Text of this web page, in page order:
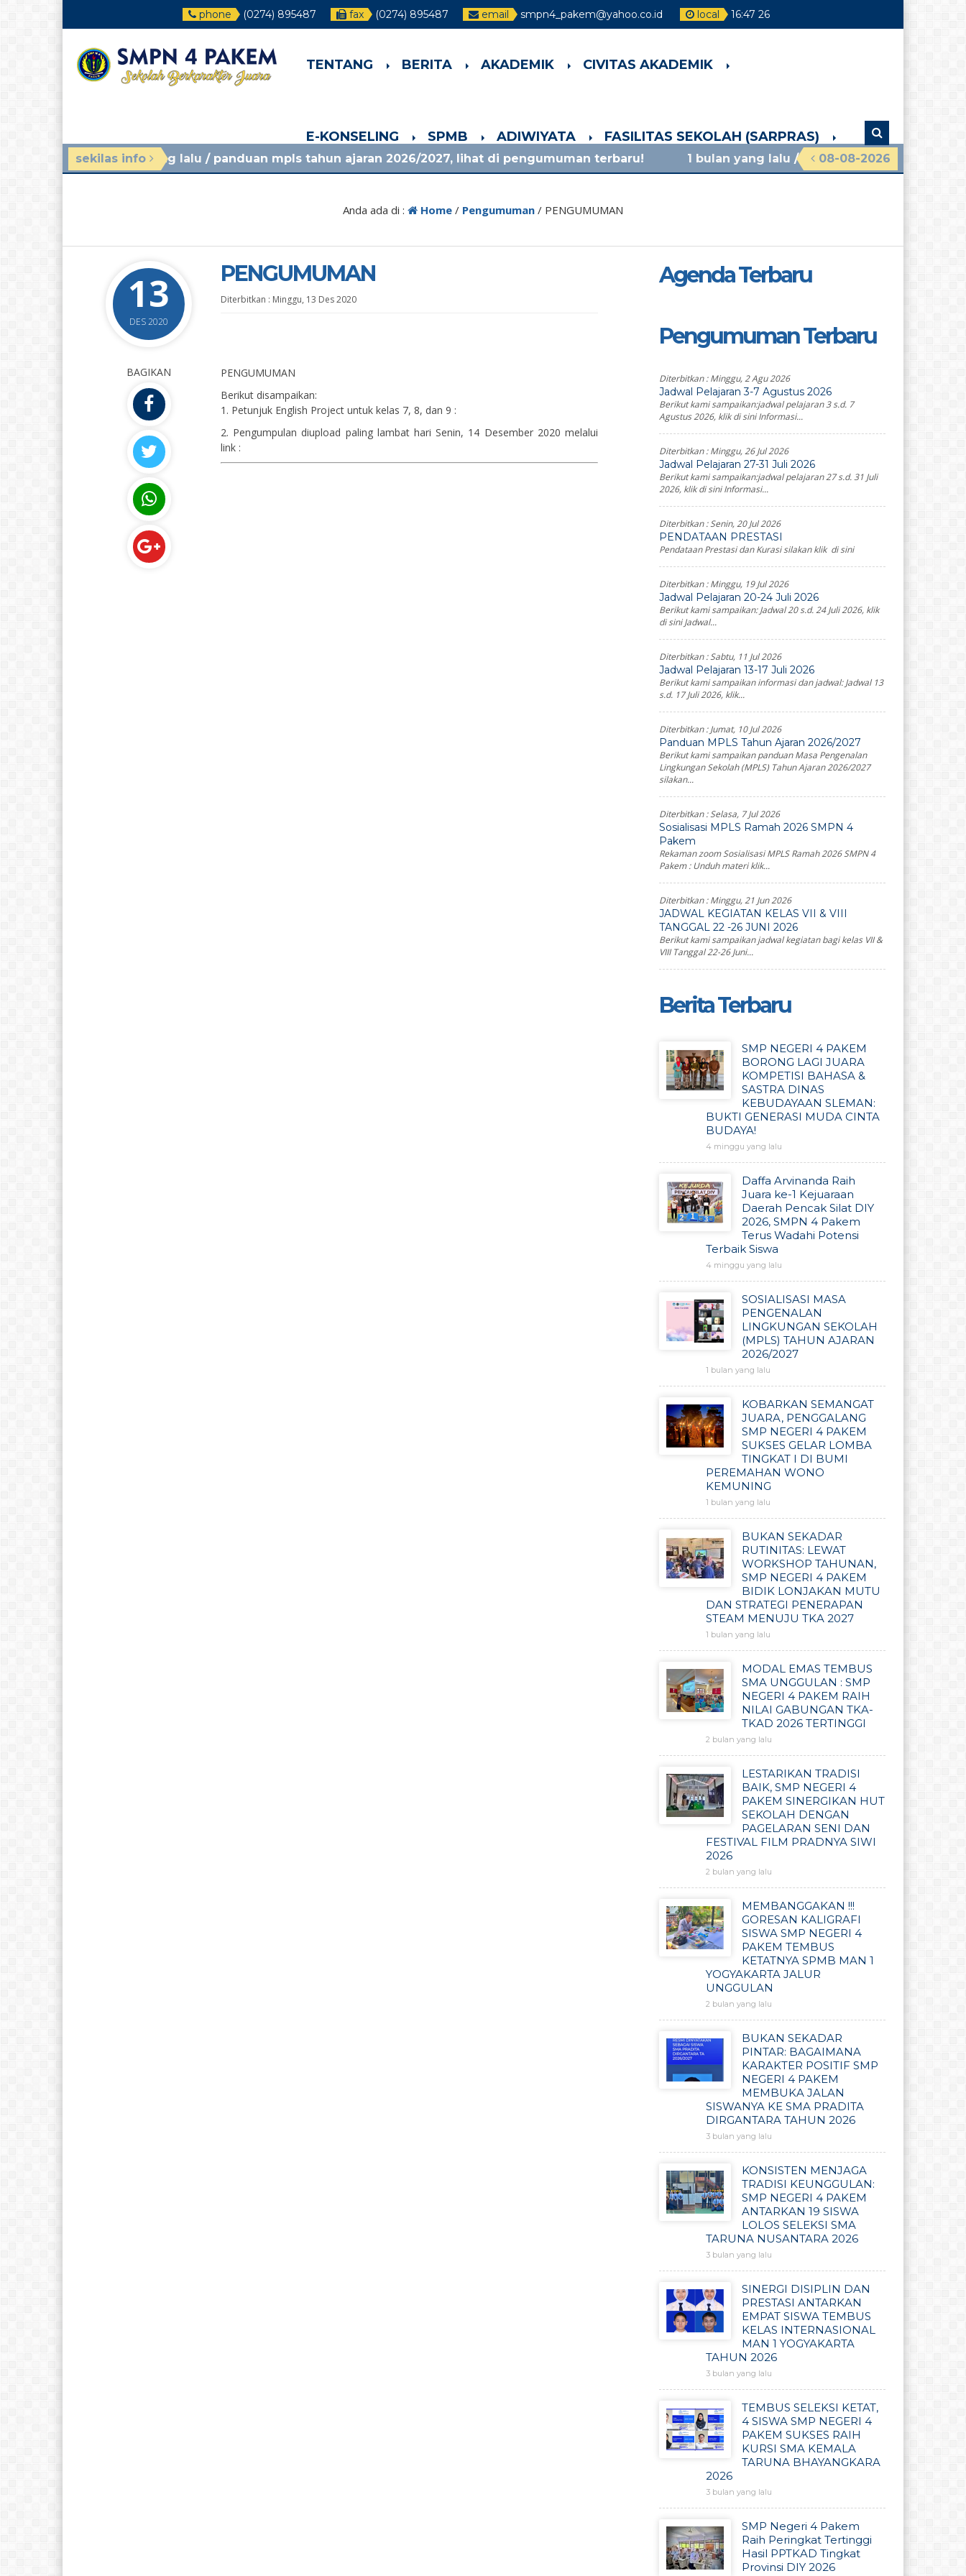
phone (0274) 895487 fax (0274) 895487 email smpn4_pakem@yahoo.co.id local 16:47 27
TENTANG BERITA AKADEMIK CIVITAS AKADEMIK
E-KONSELING SPMB ADIWIYATA FASILITAS SEKOLAH (SARPRAS)
sekilas info 08-08-2026
4 minggu yang lalu/ panduan mpls tahun ajaran 2026/2027, lihat di pengumuman terbaru! 1 bulan yang lalu/ materi sosialisasi mpls ramah 2026
Anda ada di : Home / Pengumuman / PENGUMUMAN
13
DES 2020
PENGUMUMAN
Diterbitkan : Minggu, 13 Des 2020
BAGIKAN
PENGUMUMAN
Berikut disampaikan:
1. Petunjuk English Project untuk kelas 7, 8, dan 9 :
2. Pengumpulan diupload paling lambat hari Senin, 14 Desember 2020 melalui
link :
Agenda Terbaru
Pengumuman Terbaru
Diterbitkan :Minggu, 2 Agu 2026
Jadwal Pelajaran 3-7 Agustus 2026
Berikut kami sampaikan:jadwal pelajaran 3 s.d. 7
Agustus 2026, klik di sini Informasi...
Diterbitkan :Minggu, 26 Jul 2026
Jadwal Pelajaran 27-31 Juli 2026
Berikut kami sampaikan:jadwal pelajaran 27 s.d. 31 Juli
2026, klik di sini Informasi...
Diterbitkan :Senin, 20 Jul 2026
PENDATAAN PRESTASI
Pendataan Prestasi dan Kurasi silakan klik di sini
Diterbitkan :Minggu, 19 Jul 2026
Jadwal Pelajaran 20-24 Juli 2026
Berikut kami sampaikan: Jadwal 20 s.d. 24 Juli 2026, klik
di sini Jadwal...
Diterbitkan :Sabtu, 11 Jul 2026
Jadwal Pelajaran 13-17 Juli 2026
Berikut kami sampaikan informasi dan jadwal: Jadwal 13
s.d. 17 Juli 2026, klik...
Diterbitkan :Jumat, 10 Jul 2026
Panduan MPLS Tahun Ajaran 2026/2027
Berikut kami sampaikan panduan Masa Pengenalan
Lingkungan Sekolah (MPLS) Tahun Ajaran 2026/2027
silakan...
Diterbitkan :Selasa, 7 Jul 2026
Sosialisasi MPLS Ramah 2026 SMPN 4
Pakem
Rekaman zoom Sosialisasi MPLS Ramah 2026 SMPN 4
Pakem : Unduh materi klik...
Diterbitkan :Minggu, 21 Jun 2026
JADWAL KEGIATAN KELAS VII & VIII
TANGGAL 22 -26 JUNI 2026
Berikut kami sampaikan jadwal kegiatan bagi kelas VII &
VIII Tanggal 22-26 Juni...
Berita Terbaru
SMP NEGERI 4 PAKEM
BORONG LAGI JUARA
KOMPETISI BAHASA &
SASTRA DINAS
KEBUDAYAAN SLEMAN:
BUKTI GENERASI MUDA CINTA
BUDAYA!
4 minggu yang lalu
Daffa Arvinanda Raih
Juara ke-1 Kejuaraan
Daerah Pencak Silat DIY
2026, SMPN 4 Pakem
Terus Wadahi Potensi
Terbaik Siswa
4 minggu yang lalu
SOSIALISASI MASA
PENGENALAN
LINGKUNGAN SEKOLAH
(MPLS) TAHUN AJARAN
2026/2027
1 bulan yang lalu
KOBARKAN SEMANGAT
JUARA, PENGGALANG
SMP NEGERI 4 PAKEM
SUKSES GELAR LOMBA
TINGKAT I DI BUMI
PEREMAHAN WONO
KEMUNING
1 bulan yang lalu
BUKAN SEKADAR
RUTINITAS: LEWAT
WORKSHOP TAHUNAN,
SMP NEGERI 4 PAKEM
BIDIK LONJAKAN MUTU
DAN STRATEGI PENERAPAN
STEAM MENUJU TKA 2027
1 bulan yang lalu
MODAL EMAS TEMBUS
SMA UNGGULAN : SMP
NEGERI 4 PAKEM RAIH
NILAI GABUNGAN TKA-
TKAD 2026 TERTINGGI
2 bulan yang lalu
LESTARIKAN TRADISI
BAIK, SMP NEGERI 4
PAKEM SINERGIKAN HUT
SEKOLAH DENGAN
PAGELARAN SENI DAN
FESTIVAL FILM PRADNYA SIWI
2026
2 bulan yang lalu
MEMBANGGAKAN !!!
GORESAN KALIGRAFI
SISWA SMP NEGERI 4
PAKEM TEMBUS
KETATNYA SPMB MAN 1
YOGYAKARTA JALUR
UNGGULAN
2 bulan yang lalu
BUKAN SEKADAR
PINTAR: BAGAIMANA
KARAKTER POSITIF SMP
NEGERI 4 PAKEM
MEMBUKA JALAN
SISWANYA KE SMA PRADITA
DIRGANTARA TAHUN 2026
3 bulan yang lalu
KONSISTEN MENJAGA
TRADISI KEUNGGULAN:
SMP NEGERI 4 PAKEM
ANTARKAN 19 SISWA
LOLOS SELEKSI SMA
TARUNA NUSANTARA 2026
3 bulan yang lalu
SINERGI DISIPLIN DAN
PRESTASI ANTARKAN
EMPAT SISWA TEMBUS
KELAS INTERNASIONAL
MAN 1 YOGYAKARTA
TAHUN 2026
3 bulan yang lalu
TEMBUS SELEKSI KETAT,
4 SISWA SMP NEGERI 4
PAKEM SUKSES RAIH
KURSI SMA KEMALA
TARUNA BHAYANGKARA
2026
3 bulan yang lalu
SMP Negeri 4 Pakem
Raih Peringkat Tertinggi
Hasil PPTKAD Tingkat
Provinsi DIY 2026